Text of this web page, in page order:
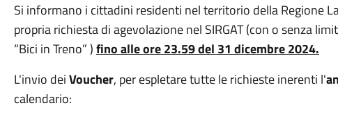
Si informano i cittadini residenti nel territorio della Regione
propria richiesta di agevolazione nel SIRGAT (con o senza
“Bici in Treno” )fino alle ore 23.59 del 31 dicembre 2024.
L'invio deiVoucher, per espletare tutte le richieste inerenti l'
calendario: